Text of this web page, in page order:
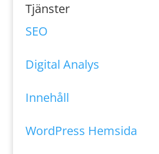
Tjänster
SEO
Digital Analys
Innehåll
WordPress Hemsida